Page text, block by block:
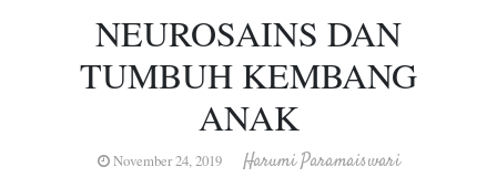
NEUROSAINS DAN
TUMBUH KEMBANG
ANAK
November 24, 2019 Harumi Paramaiswari